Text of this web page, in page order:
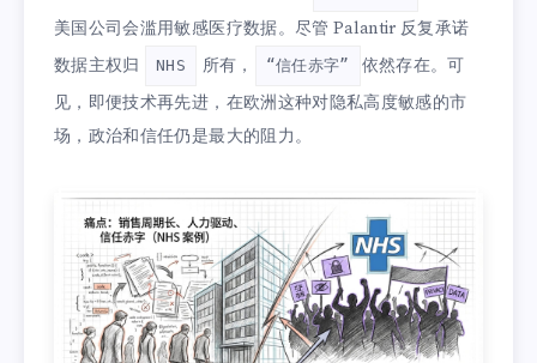
美国公司会滥用敏感医疗数据。尽管 Palantir 反复承诺
数据主权归
NHS 所有， “信任赤字”
依然存在。可
见，即便技术再先进，在欧洲这种对隐私高度敏感的市
场，政治和信任仍是最大的阻力。